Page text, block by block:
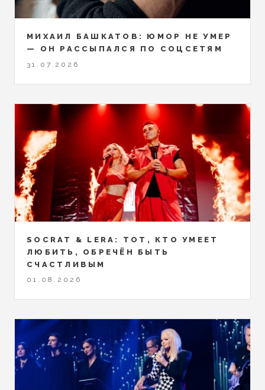
МИХАИЛ БАШКАТОВ: ЮМОР НЕ УМЕР
— ОН РАССЫПАЛСЯ ПО СОЦСЕТЯМ
31.07.2026
SOCRAT & LERA: ТОТ, КТО УМЕЕТ
ЛЮБИТЬ, ОБРЕЧЁН БЫТЬ
СЧАСТЛИВЫМ
01.08.2026